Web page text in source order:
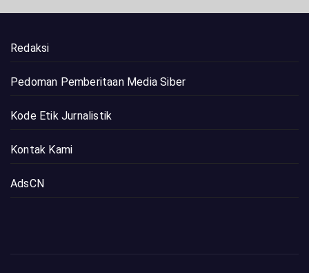
Redaksi
Pedoman Pemberitaan Media Siber
Kode Etik Jurnalistik
Kontak Kami
AdsCN